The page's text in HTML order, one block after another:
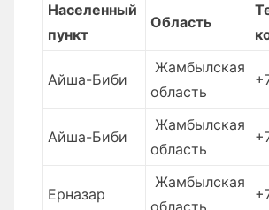
Населенный
пункт
Область
Айша-Биби
Жамбылская
область
Айша-Биби
Жамбылская
область
Ерназар
Жамбылская
область